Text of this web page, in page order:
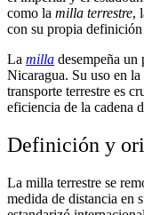
como la milla terrestre,
con su propia
La milla desempeña
Nicaragua. Su uso en
transporte terrestre es
eficiencia de la cadena
Definición y
La milla terrestre se
medida de distancia en